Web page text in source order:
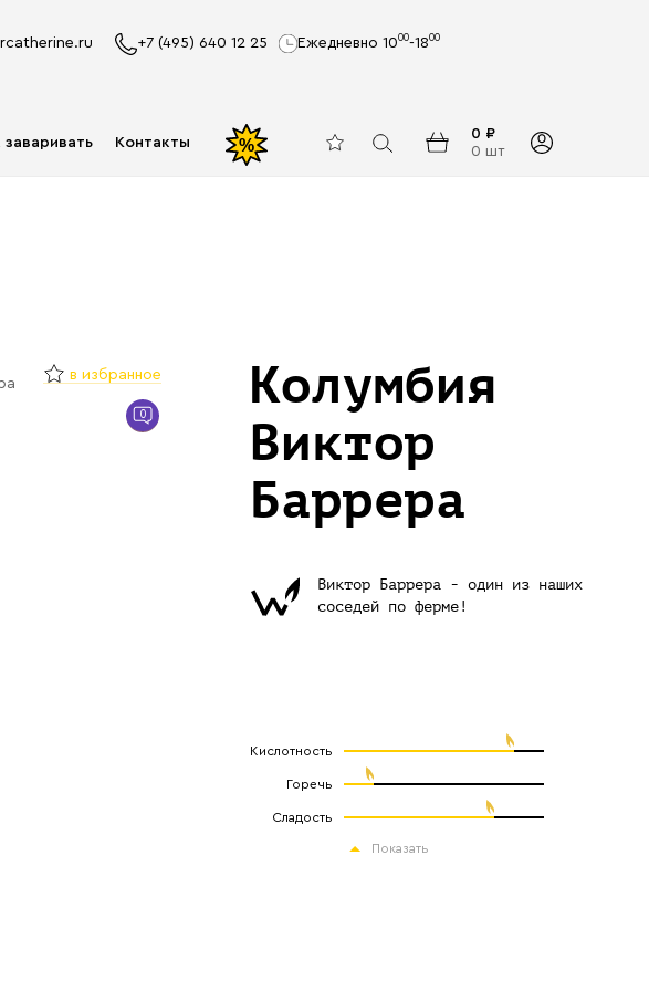
+7 (495) 640 12 25 Ежедневно 1000-1800
заваривать Контакты %
0 ₽
0 шт
в избранное
0
Колумбия
Виктор
Баррера
Виктор Баррера - один из наших
соседей по ферме!
Кислотность
Горечь
Сладость
Показать